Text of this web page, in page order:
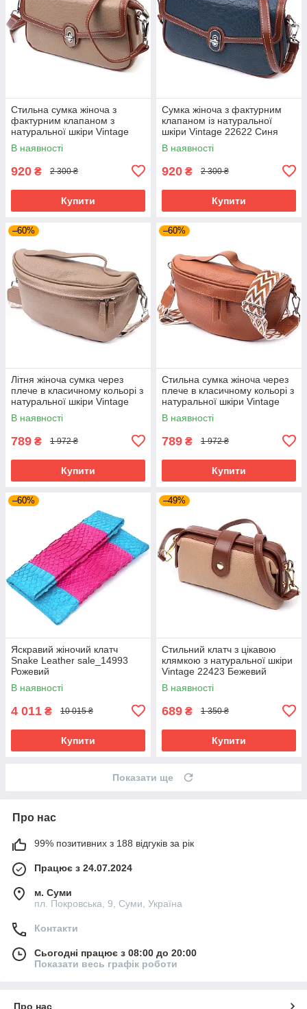
Стильна сумка жіноча з
фактурним клапаном з
натуральної шкіри Vintage
22620 Бежева
В наявності
920 ₴ 2 300 ₴
Купити
Сумка жіноча з фактурним
клапаном із натуральної
шкіри Vintage 22622 Синя
В наявності
920 ₴ 2 300 ₴
Купити
–60%
Літня жіноча сумка через
плече в класичному кольорі з
натуральної шкіри Vintage
22657 Бежева
В наявності
789 ₴ 1 972 ₴
Купити
–60%
Стильна сумка жіноча через
плече в класичному кольорі з
натуральної шкіри Vintage
22658 Руда
В наявності
789 ₴ 1 972 ₴
Купити
–60%
Яскравий жіночий клатч
Snake Leather sale_14993
Рожевий
В наявності
4 011 ₴ 10 015 ₴
Купити
–49%
Стильний клатч з цікавою
клямкою з натуральної шкіри
Vintage 22423 Бежевий
В наявності
689 ₴ 1 350 ₴
Купити
Показати ще
Про нас
99% позитивних з 188 відгуків за рік
Працює з 24.07.2024
м. Суми
пл. Покровська, 9, Суми, Україна
Контакти
Сьогодні працює з 08:00 до 20:00
Показати весь графік роботи
Про нас